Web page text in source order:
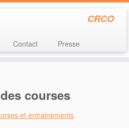
CRCO
Contact Presse
courses
et entrainements